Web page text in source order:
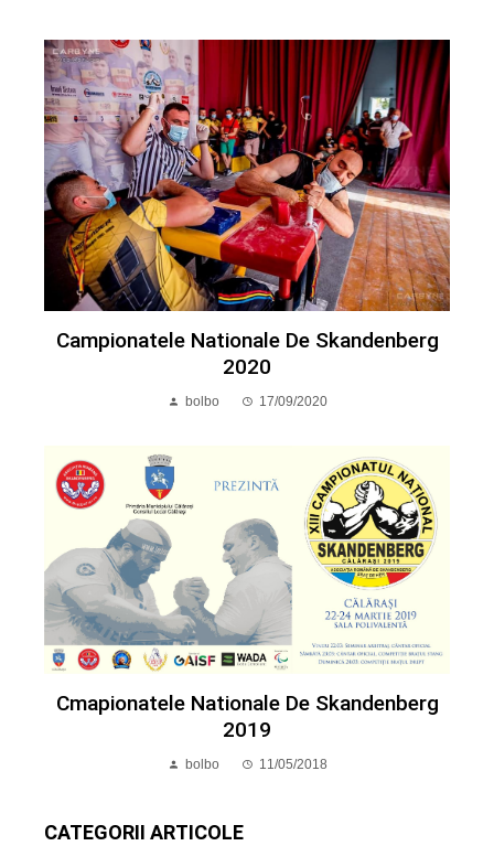
Campionatele Nationale De Skandenberg
2020
bolbo 17/09/2020
Cmapionatele Nationale De Skandenberg
2019
bolbo 11/05/2018
CATEGORII ARTICOLE